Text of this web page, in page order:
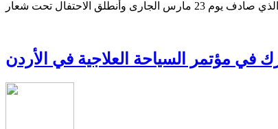
الاحتفال تحت شعار
في مؤتمر السياحة العلاجية في الأردن